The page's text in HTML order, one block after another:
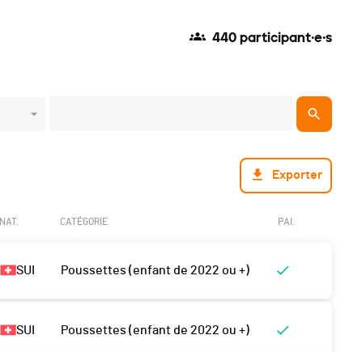
440 participant·e·s
Exporter
NAT. CATÉGORIE PAI.
SUI Poussettes (enfant de 2022 ou +)
SUI Poussettes (enfant de 2022 ou +)